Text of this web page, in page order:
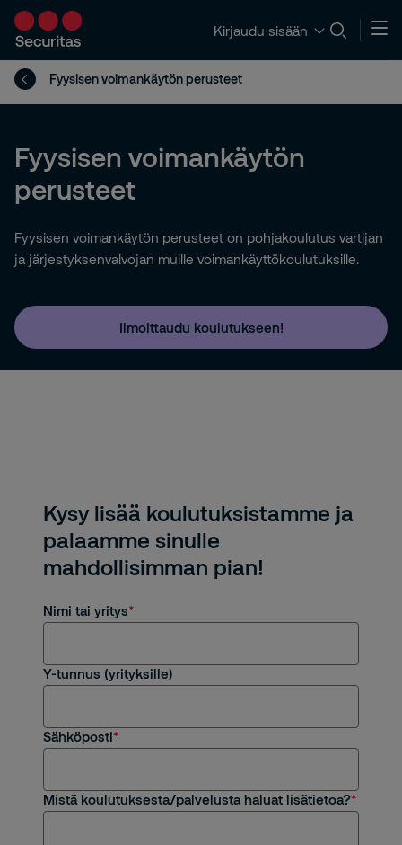
Kirjaudu sisään
Fyysisen voimankäytön perusteet
Fyysisen voimankäytön
perusteet
Fyysisen voimankäytön perusteet on pohjakoulutus vartijan
ja järjestyksenvalvojan muille voimankäyttökoulutuksille.
Ilmoittaudu koulutukseen!
Kysy lisää koulutuksistamme ja
palaamme sinulle
mahdollisimman pian!
Nimi tai yritys
Y-tunnus (yrityksille)
Sähköposti
Mistä koulutuksesta/palvelusta haluat lisätietoa?